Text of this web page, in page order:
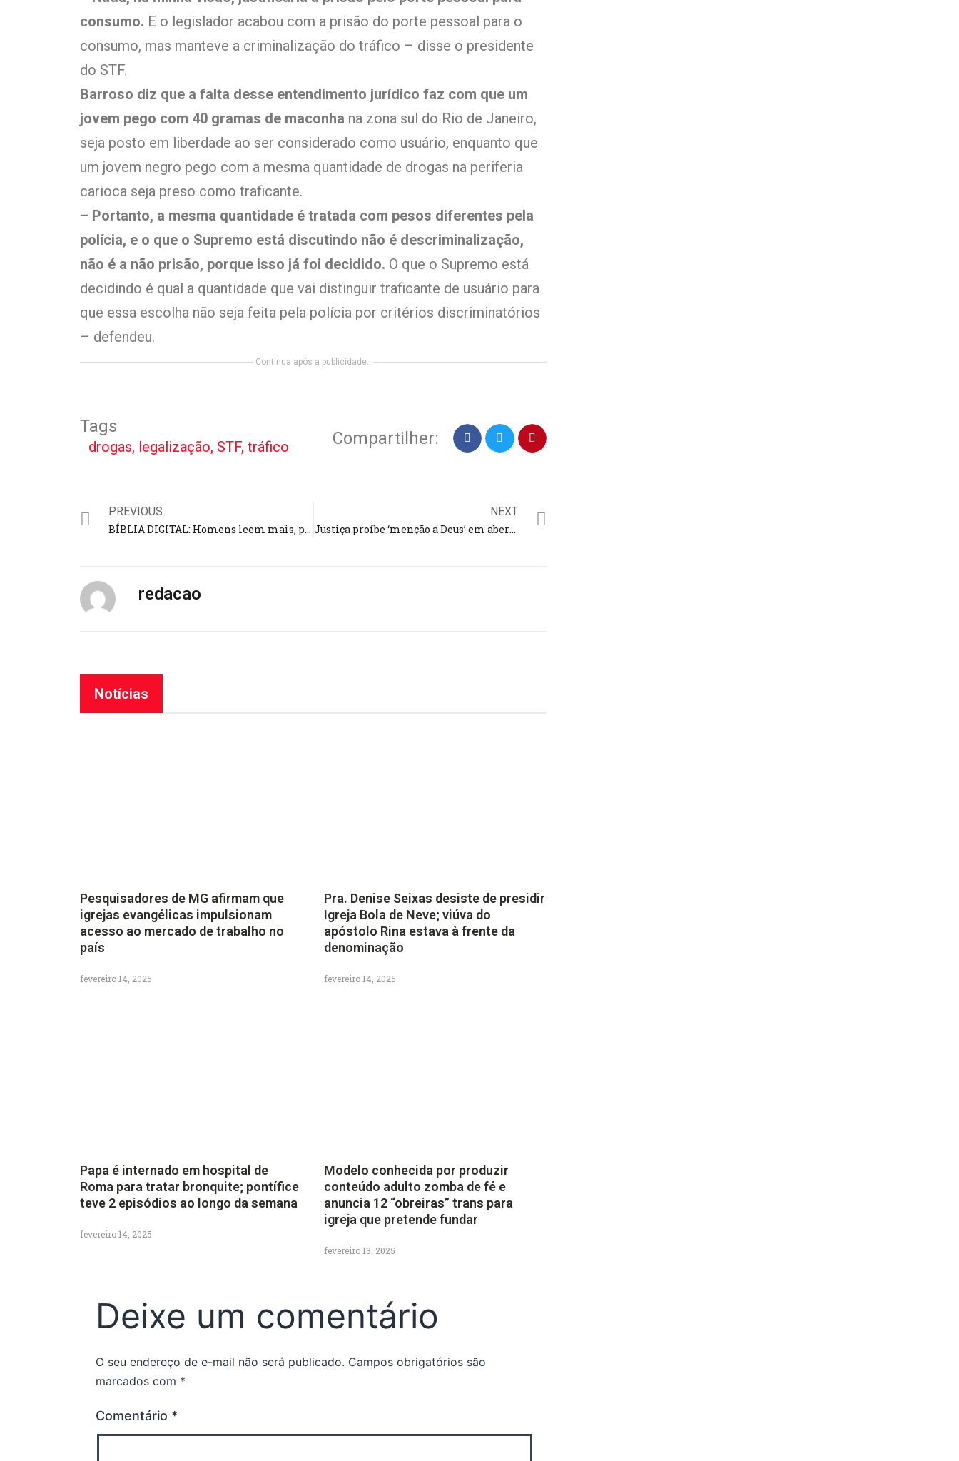
consumo. E o legislador acabou com a prisão do porte pessoal para o
consumo, mas manteve a criminalização do tráfico – disse o presidente
do STF.
Barroso diz que a falta desse entendimento jurídico faz com que um
jovem pego com 40 gramas de maconha na zona sul do Rio de Janeiro,
seja posto em liberdade ao ser considerado como usuário, enquanto que
um jovem negro pego com a mesma quantidade de drogas na periferia
carioca seja preso como traficante.
– Portanto, a mesma quantidade é tratada com pesos diferentes pela
polícia, e o que o Supremo está discutindo não é descriminalização,
não é a não prisão, porque isso já foi decidido. O que o Supremo está
decidindo é qual a quantidade que vai distinguir traficante de usuário para
que essa escolha não seja feita pela polícia por critérios discriminatórios
– defendeu.
Continua após a publicidade..
Tags
drogas, legalização, STF, tráfico Compartilher:
PREVIOUS
BÍBLIA DIGITAL: Homens leem mais, porém mulheres retêm mais informação, revela pesquisa americana
NEXT
Justiça proíbe ‘menção a Deus’ em abertura de trabalhos de Câmara paulista; Bíblia também ‘não pode’
redacao
Notícias
Pesquisadores de MG afirmam que
igrejas evangélicas impulsionam
acesso ao mercado de trabalho no
país
fevereiro 14, 2025
Pra. Denise Seixas desiste de presidir
Igreja Bola de Neve; viúva do
apóstolo Rina estava à frente da
denominação
fevereiro 14, 2025
Papa é internado em hospital de
Roma para tratar bronquite; pontífice
teve 2 episódios ao longo da semana
fevereiro 14, 2025
Modelo conhecida por produzir
conteúdo adulto zomba de fé e
anuncia 12 “obreiras” trans para
igreja que pretende fundar
fevereiro 13, 2025
Deixe um comentário
O seu endereço de e-mail não será publicado. Campos obrigatórios são
marcados com *
Comentário *